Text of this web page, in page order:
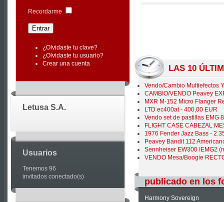
Recordarme
¿Olvidaste tu clave?
¿Olvidaste tu usuario?
Crear una cuenta
Letusa S.A.
Usuarios
Tenemos 96
invitados conectado(s)
Joomla
Articles
LAS 10
Vendo/Cambio Multiefectos
CAMBIO/VENDO Peavey
MXR M-152 Micro Flanger
LTD ec400at - 400,00 EUR
Vendo set de pastillas EMG
FLIGHT CASE CABEZAL
1976 Fender Jazz Bass -
Peavey Bandit 112
Sennheiser EW300 IEMG2
VENDO Mesa/Boogie
publicado en los
Harmony Sovereign